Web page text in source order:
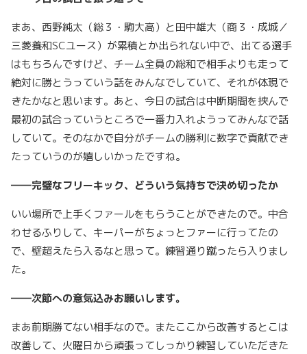
まあ、西野純太（総３・駒大高）と田中雄大（商３・成城／
三菱養和SCユース）が累積とか出られない中で、出てる選手
はもちろんですけど、チーム全員の総和で相手よりも走って
絶対に勝とうっていう話をみんなでしていて、それが体現で
きたかなと思います。あと、今日の試合は中断期間を挟んで
最初の試合っていうところで一番力入れようってみんなで話
していて。そのなかで自分がチームの勝利に数字で貢献でき
たっていうのが嬉しいかったですね。
――完璧なフリーキック、どういう気持ちで決め切ったか
いい場所で上手くファールをもらうことができたので。中合
わせるふりして、キーパーがちょっとファーに行ってたの
で、壁超えたら入るなと思って。練習通り蹴ったら入りまし
た。
――次節への意気込みお願いします。
まあ前期勝てない相手なので。またここから改善するとこは
改善して、火曜日から頑張ってしっかり練習していただきた